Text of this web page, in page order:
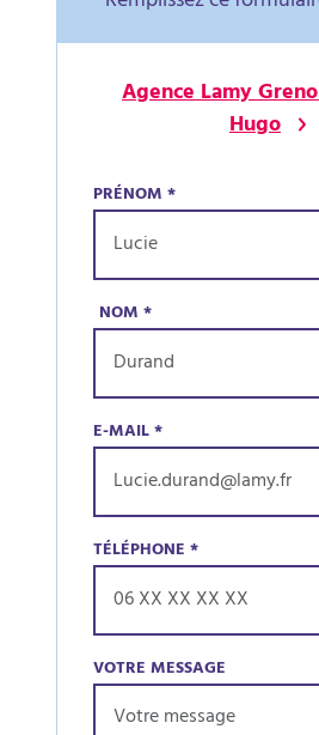
Agence Lamy
Hugo
PRÉNOM*
NOM*
E-MAIL*
TÉLÉPHONE*
VOTRE MESSAGE